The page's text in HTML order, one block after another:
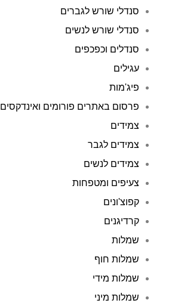
סנדלי שורש לגברים
סנדלי שורש לנשים
סנדלים וכפכפים
עגילים
פיג'מות
פרסום באתרים פורומים ואינדקסים
צמידים
צמידים לגבר
צמידים לנשים
צעיפים ומטפחות
קפוצ'ונים
קרדיגנים
שמלות
שמלות חוף
שמלות מידי
שמלות מיני